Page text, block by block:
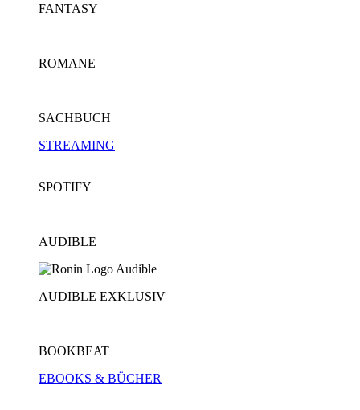
FANTASY
ROMANE
SACHBUCH
STREAMING
SPOTIFY
AUDIBLE
AUDIBLE EXKLUSIV
BOOKBEAT
EBOOKS & BÜCHER